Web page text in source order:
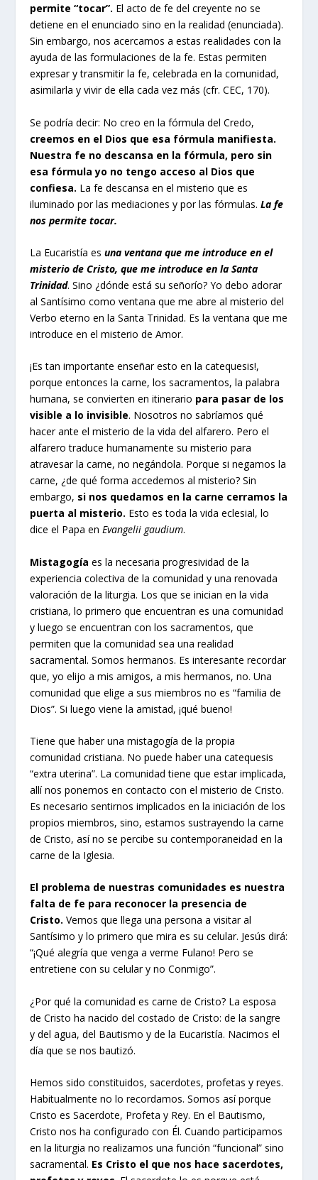
permite “tocar”. El acto de fe del creyente no se
detiene en el enunciado sino en la realidad (enunciada).
Sin embargo, nos acercamos a estas realidades con la
ayuda de las formulaciones de la fe. Estas permiten
expresar y transmitir la fe, celebrada en la comunidad,
asimilarla y vivir de ella cada vez más (cfr. CEC, 170).
Se podría decir: No creo en la fórmula del Credo,
creemos en el Dios que esa fórmula manifiesta.
Nuestra fe no descansa en la fórmula, pero sin
esa fórmula yo no tengo acceso al Dios que
confiesa. La fe descansa en el misterio que es
iluminado por las mediaciones y por las fórmulas. La fe
nos permite tocar.
La Eucaristía esuna ventana que me introduce en el
misterio de Cristo, que me introduce en la Santa
Trinidad. Sino ¿dónde está su señorío? Yo debo adorar
al Santísimo como ventana que me abre al misterio del
Verbo eterno en la Santa Trinidad. Es la ventana que me
introduce en el misterio de Amor.
¡Es tan importante enseñar esto en la catequesis!,
porque entonces la carne, los sacramentos, la palabra
humana, se convierten en itinerario para pasar de los
visible a lo invisible. Nosotros no sabríamos qué
hacer ante el misterio de la vida del alfarero. Pero el
alfarero traduce humanamente su misterio para
atravesar la carne, no negándola. Porque si negamos la
carne, ¿de qué forma accedemos al misterio? Sin
embargo, si nos quedamos en la carne cerramos la
puerta al misterio. Esto es toda la vida eclesial, lo
dice el Papa enEvangelii gaudium.
Mistagogía es la necesaria progresividad de la
experiencia colectiva de la comunidad y una renovada
valoración de la liturgia. Los que se inician en la vida
cristiana, lo primero que encuentran es una comunidad
y luego se encuentran con los sacramentos, que
permiten que la comunidad sea una realidad
sacramental. Somos hermanos. Es interesante recordar
que, yo elijo a mis amigos, a mis hermanos, no. Una
comunidad que elige a sus miembros no es “familia de
Dios”. Si luego viene la amistad, ¡qué bueno!
Tiene que haber una mistagogía de la propia
comunidad cristiana. No puede haber una catequesis
“extra uterina”. La comunidad tiene que estar implicada,
allí nos ponemos en contacto con el misterio de Cristo.
Es necesario sentirnos implicados en la iniciación de los
propios miembros, sino, estamos sustrayendo la carne
de Cristo, así no se percibe su contemporaneidad en la
carne de la Iglesia.
El problema de nuestras comunidades es nuestra
falta de fe para reconocer la presencia de
Cristo. Vemos que llega una persona a visitar al
Santísimo y lo primero que mira es su celular. Jesús dirá:
“¡Qué alegría que venga a verme Fulano! Pero se
entretiene con su celular y no Conmigo”.
¿Por qué la comunidad es carne de Cristo? La esposa
de Cristo ha nacido del costado de Cristo: de la sangre
y del agua, del Bautismo y de la Eucaristía. Nacimos el
día que se nos bautizó.
Hemos sido constituidos, sacerdotes, profetas y reyes.
Habitualmente no lo recordamos. Somos así porque
Cristo es Sacerdote, Profeta y Rey. En el Bautismo,
Cristo nos ha configurado con Él. Cuando participamos
en la liturgia no realizamos una función “funcional” sino
sacramental. Es Cristo el que nos hace sacerdotes,